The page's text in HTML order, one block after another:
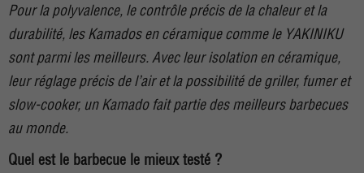
Pour la polyvalence, le contrôle précis de la chaleur et la
durabilité, les Kamados en céramique comme le YAKINIKU
sont parmi les meilleurs. Avec leur isolation en céramique,
leur réglage précis de l’air et la possibilité de griller, fumer et
slow-cooker, un Kamado fait partie des meilleurs barbecues
au monde.
Quel est le barbecue le mieux testé ?